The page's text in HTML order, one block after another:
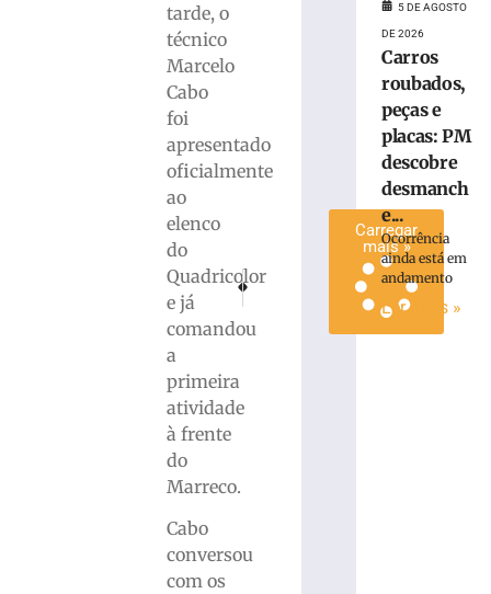
tarde, o
técnico
Marcelo
Cabo
foi
apresentado
oficialmente
ao
elenco
do
Quadricolor
e já
comandou
a
primeira
atividade
à frente
do
Marreco.
Cabo
conversou
com os
Jorginho Mello se encontra com
PRÓXIMO
Morador de São José é detido em Blumenau
premiação
Carregar
mais »
5 DE AGOSTO
DE 2026
Carros
roubados,
peças e
placas: PM
descobre
desmanch
e...
Ocorrência
ainda está em
andamento
Ler mais »